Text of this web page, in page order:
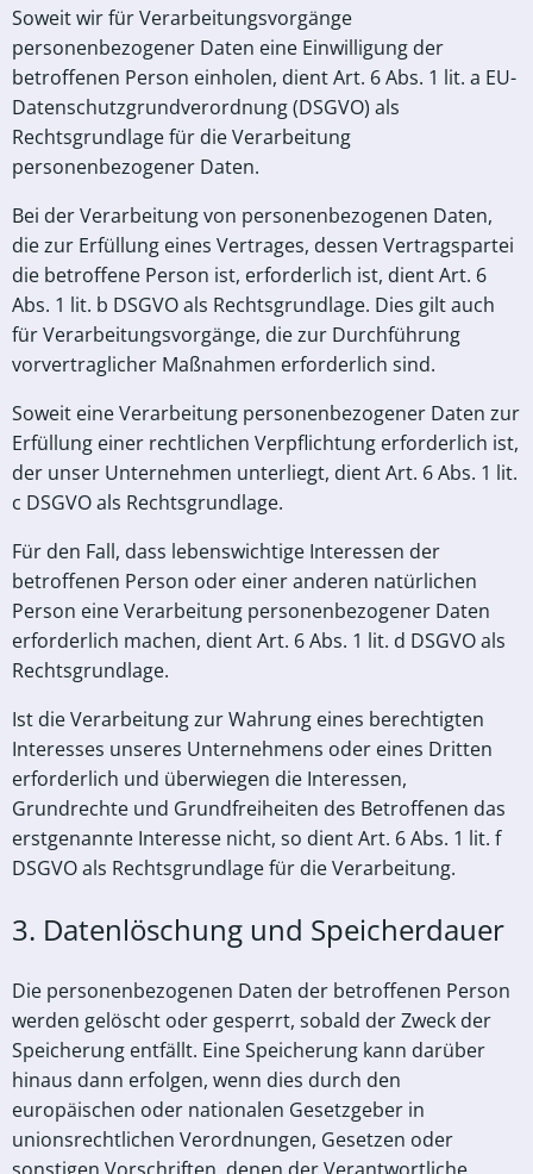
Soweit wir für Verarbeitungsvorgänge
personenbezogener Daten eine Einwilligung der
betroffenen Person einholen, dient Art. 6 Abs. 1 lit. a EU-
Datenschutzgrundverordnung (DSGVO) als
Rechtsgrundlage für die Verarbeitung
personenbezogener Daten.
Bei der Verarbeitung von personenbezogenen Daten,
die zur Erfüllung eines Vertrages, dessen Vertragspartei
die betroffene Person ist, erforderlich ist, dient Art. 6
Abs. 1 lit. b DSGVO als Rechtsgrundlage. Dies gilt auch
für Verarbeitungsvorgänge, die zur Durchführung
vorvertraglicher Maßnahmen erforderlich sind.
Soweit eine Verarbeitung personenbezogener Daten zur
Erfüllung einer rechtlichen Verpflichtung erforderlich ist,
der unser Unternehmen unterliegt, dient Art. 6 Abs. 1 lit.
c DSGVO als Rechtsgrundlage.
Für den Fall, dass lebenswichtige Interessen der
betroffenen Person oder einer anderen natürlichen
Person eine Verarbeitung personenbezogener Daten
erforderlich machen, dient Art. 6 Abs. 1 lit. d DSGVO als
Rechtsgrundlage.
Ist die Verarbeitung zur Wahrung eines berechtigten
Interesses unseres Unternehmens oder eines Dritten
erforderlich und überwiegen die Interessen,
Grundrechte und Grundfreiheiten des Betroffenen das
erstgenannte Interesse nicht, so dient Art. 6 Abs. 1 lit. f
DSGVO als Rechtsgrundlage für die Verarbeitung.
3. Datenlöschung und Speicherdauer
Die personenbezogenen Daten der betroffenen Person
werden gelöscht oder gesperrt, sobald der Zweck der
Speicherung entfällt. Eine Speicherung kann darüber
hinaus dann erfolgen, wenn dies durch den
europäischen oder nationalen Gesetzgeber in
unionsrechtlichen Verordnungen, Gesetzen oder